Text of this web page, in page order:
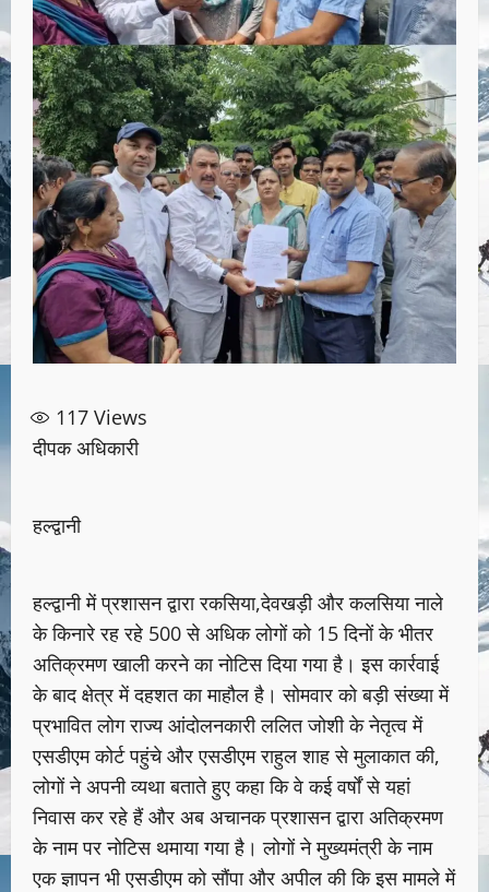
117 Views
दीपक अधिकारी
हल्द्वानी
हल्द्वानी में प्रशासन द्वारा रकसिया,देवखड़ी और कलसिया नाले
के किनारे रह रहे 500 से अधिक लोगों को 15 दिनों के भीतर
अतिक्रमण खाली करने का नोटिस दिया गया है। इस कार्रवाई
के बाद क्षेत्र में दहशत का माहौल है। सोमवार को बड़ी संख्या में
प्रभावित लोग राज्य आंदोलनकारी ललित जोशी के नेतृत्व में
एसडीएम कोर्ट पहुंचे और एसडीएम राहुल शाह से मुलाकात की,
लोगों ने अपनी व्यथा बताते हुए कहा कि वे कई वर्षों से यहां
निवास कर रहे हैं और अब अचानक प्रशासन द्वारा अतिक्रमण
के नाम पर नोटिस थमाया गया है। लोगों ने मुख्यमंत्री के नाम
एक ज्ञापन भी एसडीएम को सौंपा और अपील की कि इस मामले में